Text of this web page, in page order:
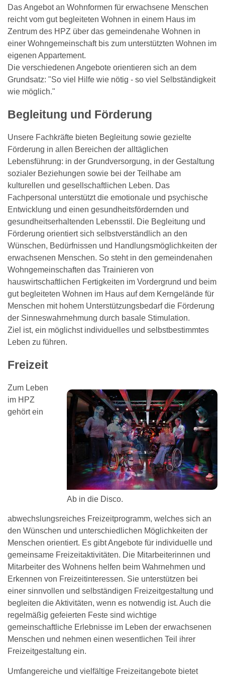
Das Angebot an Wohnformen für erwachsene Menschen
reicht vom gut begleiteten Wohnen in einem Haus im
Zentrum des HPZ über das gemeindenahe Wohnen in
einer Wohngemeinschaft bis zum unterstützten Wohnen im
eigenen Appartement.
Die verschiedenen Angebote orientieren sich an dem
Grundsatz: "So viel Hilfe wie nötig - so viel Selbständigkeit
wie möglich."
Begleitung und Förderung
Unsere Fachkräfte bieten Begleitung sowie gezielte
Förderung in allen Bereichen der alltäglichen
Lebensführung: in der Grundversorgung, in der Gestaltung
sozialer Beziehungen sowie bei der Teilhabe am
kulturellen und gesellschaftlichen Leben. Das
Fachpersonal unterstützt die emotionale und psychische
Entwicklung und einen gesundheitsfördernden und
gesundheitserhaltenden Lebensstil. Die Begleitung und
Förderung orientiert sich selbstverständlich an den
Wünschen, Bedürfnissen und Handlungsmöglichkeiten der
erwachsenen Menschen. So steht in den gemeindenahen
Wohngemeinschaften das Trainieren von
hauswirtschaftlichen Fertigkeiten im Vordergrund und beim
gut begleiteten Wohnen im Haus auf dem Kerngelände für
Menschen mit hohem Unterstützungsbedarf die Förderung
der Sinneswahrnehmung durch basale Stimulation.
Ziel ist, ein möglichst individuelles und selbstbestimmtes
Leben zu führen.
Freizeit
Ab in die Disco.
Zum Leben
im HPZ
gehört ein
abwechslungsreiches Freizeitprogramm, welches sich an
den Wünschen und unterschiedlichen Möglichkeiten der
Menschen orientiert. Es gibt Angebote für individuelle und
gemeinsame Freizeitaktivitäten. Die Mitarbeiterinnen und
Mitarbeiter des Wohnens helfen beim Wahrnehmen und
Erkennen von Freizeitinteressen. Sie unterstützen bei
einer sinnvollen und selbständigen Freizeitgestaltung und
begleiten die Aktivitäten, wenn es notwendig ist. Auch die
regelmäßig gefeierten Feste sind wichtige
gemeinschaftliche Erlebnisse im Leben der erwachsenen
Menschen und nehmen einen wesentlichen Teil ihrer
Freizeitgestaltung ein.
Umfangereiche und vielfältige Freizeitangebote bietet